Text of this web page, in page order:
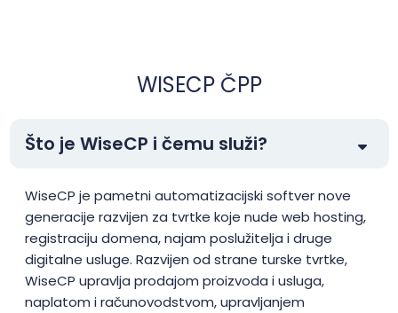
WISECP ČPP
Što je WiseCP i čemu služi?
WiseCP je pametni automatizacijski softver nove
generacije razvijen za tvrtke koje nude web hosting,
registraciju domena, najam poslužitelja i druge
digitalne usluge. Razvijen od strane turske tvrtke,
WiseCP upravlja prodajom proizvoda i usluga,
naplatom i računovodstvom, upravljanjem